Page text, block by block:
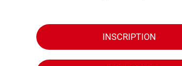
INSCRIPTION